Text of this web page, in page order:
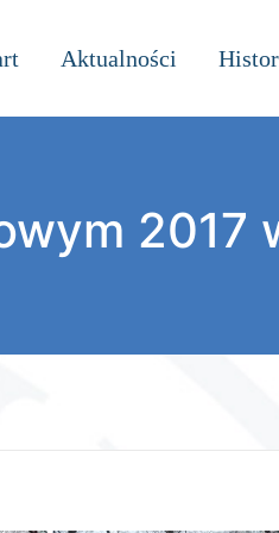
Aktualności
2017